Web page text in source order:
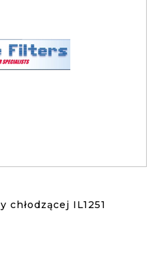
IL1251